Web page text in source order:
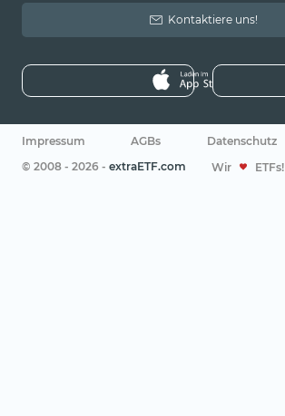
Kontaktiere uns!
Impressum AGBs Datenschutz
© 2008 - 2026 - extraETF.com Wir ETFs!